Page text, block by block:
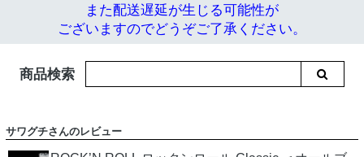
また配送遅延が生じる可能性が
ございますのでどうぞご了承ください。
商品検索
サワグチさんのレビュー